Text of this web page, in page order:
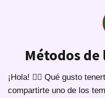
Métodos
¡Hola! 🙋‍♀️ Qué gusto
compartirte uno de los